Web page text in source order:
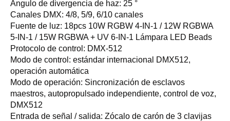
Ángulo de divergencia de haz: 25 °
Canales DMX: 4/8, 5/9, 6/10 canales
Fuente de luz: 18pcs 10W RGBW 4-IN-1 / 12W RGBWA
5-IN-1 / 15W RGBWA + UV 6-IN-1 Lámpara LED Beads
Protocolo de control: DMX-512
Modo de control: estándar internacional DMX512,
operación automática
Modo de operación: Sincronización de esclavos
maestros, autopropulsado independiente, control de voz,
DMX512
Entrada de señal / salida: Zócalo de carón de 3 clavijas